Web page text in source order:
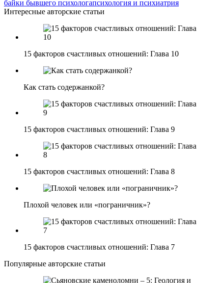
байки бывшего психологапсихология и психиатрия
Интересные авторские статьи
15 факторов счастливых отношений: Глава 10
Как стать содержанкой?
15 факторов счастливых отношений: Глава 9
15 факторов счастливых отношений: Глава 8
Плохой человек или «пограничник»?
15 факторов счастливых отношений: Глава 7
Популярные авторские статьи